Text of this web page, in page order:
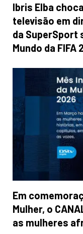
Ibris Elba
televisão em
da SuperSport
Mundo da FIFA
Em
Mulher, o
as mulheres